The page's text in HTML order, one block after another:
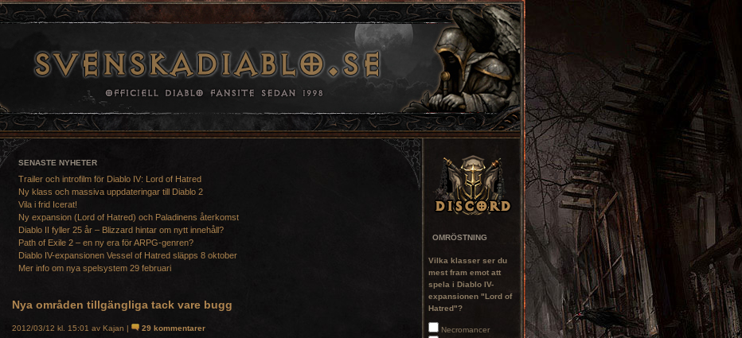
SENASTE NYHETER
Trailer och introfilm för Diablo IV: Lord of Hatred
Ny klass och massiva uppdateringar till Diablo 2
Vila i frid Icerat!
Ny expansion (Lord of Hatred) och Paladinens återkomst
Diablo II fyller 25 år – Blizzard hintar om nytt innehåll?
Path of Exile 2 – en ny era för ARPG-genren?
Diablo IV-expansionen Vessel of Hatred släpps 8 oktober
Mer info om nya spelsystem 29 februari
OMRÖSTNING
Vilka klasser ser du
mest fram emot att
spela i Diablo IV-
expansionen "Lord of
Hatred"?
Necromancer
Nya områden tillgängliga tack vare bugg
2012/03/12 kl. 15:01 av Kajan | 29 kommentarer